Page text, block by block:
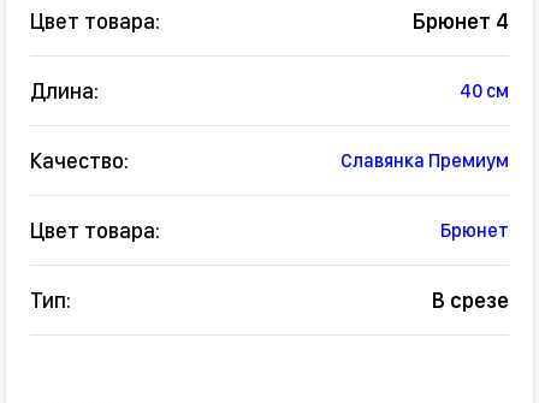
Цвет товара: Брюнет 4
Длина: 40 см
Качество: Славянка Премиум
Цвет товара: Брюнет
Тип: В срезе